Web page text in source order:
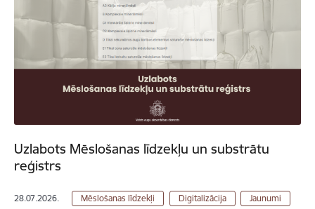
Uzlabots Mēslošanas līdzekļu un substrātu
reģistrs
28.07.2026. Mēslošanas līdzekļi Digitalizācija Jaunumi